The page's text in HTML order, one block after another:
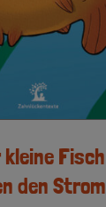
kleine Fisch
den Strom